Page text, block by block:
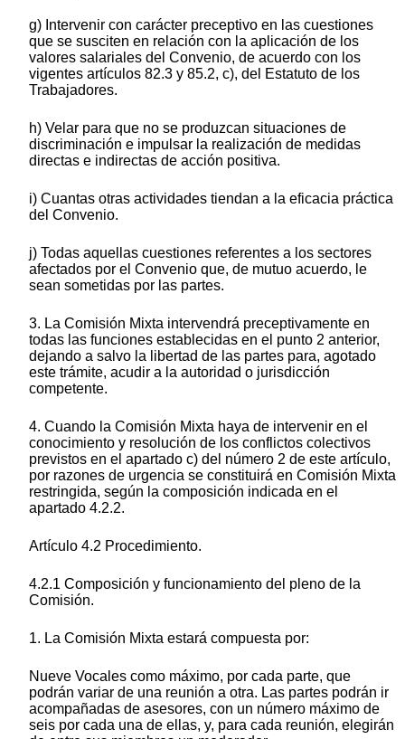
g) Intervenir con carácter preceptivo en las cuestiones
que se susciten en relación con la aplicación de los
valores salariales del Convenio, de acuerdo con los
vigentes artículos 82.3 y 85.2, c), del Estatuto de los
Trabajadores.
h) Velar para que no se produzcan situaciones de
discriminación e impulsar la realización de medidas
directas e indirectas de acción positiva.
i) Cuantas otras actividades tiendan a la eficacia práctica
del Convenio.
j) Todas aquellas cuestiones referentes a los sectores
afectados por el Convenio que, de mutuo acuerdo, le
sean sometidas por las partes.
3. La Comisión Mixta intervendrá preceptivamente en
todas las funciones establecidas en el punto 2 anterior,
dejando a salvo la libertad de las partes para, agotado
este trámite, acudir a la autoridad o jurisdicción
competente.
4. Cuando la Comisión Mixta haya de intervenir en el
conocimiento y resolución de los conflictos colectivos
previstos en el apartado c) del número 2 de este artículo,
por razones de urgencia se constituirá en Comisión Mixta
restringida, según la composición indicada en el
apartado 4.2.2.
Artículo 4.2 Procedimiento.
4.2.1 Composición y funcionamiento del pleno de la
Comisión.
1. La Comisión Mixta estará compuesta por:
Nueve Vocales como máximo, por cada parte, que
podrán variar de una reunión a otra. Las partes podrán ir
acompañadas de asesores, con un número máximo de
seis por cada una de ellas, y, para cada reunión, elegirán